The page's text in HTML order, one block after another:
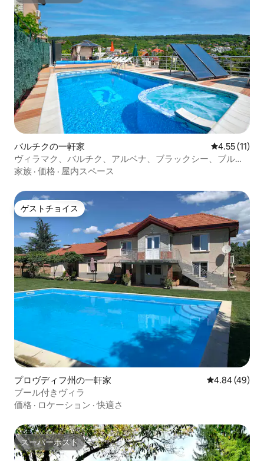
バルチクの一軒家 レビュー11
4.55 (11)
ヴィラマク、バルチク、アルベナ、ブラックシー、ブルガ
リア
家族 · 価格 · 屋内スペース
ゲストチョイス
ゲストチョイス
プロヴディフ州の一軒家 レビュー49
4.84 (49)
プール付きヴィラ
価格 · ロケーション ·快適さ
スーパーホスト
スーパーホスト